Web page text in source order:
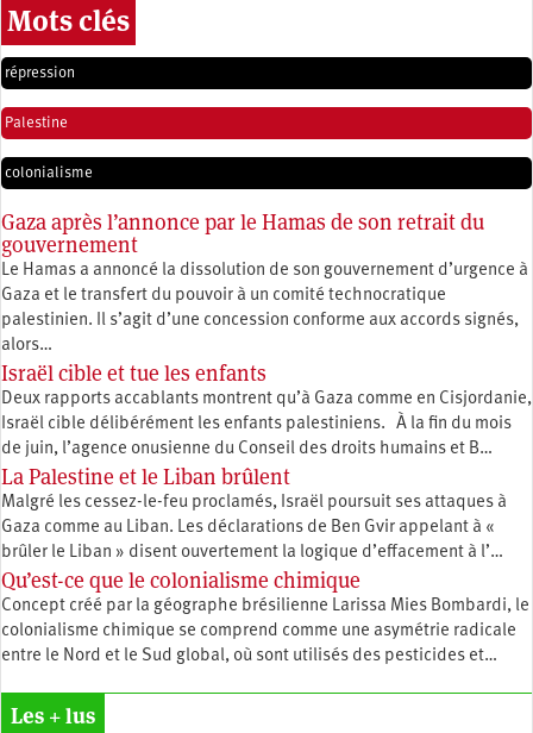
Mots clés
répression
Palestine
colonialisme
Gaza après l’annonce par le Hamas de son retrait du
gouvernement
Le Hamas a annoncé la dissolution de son gouvernement d’urgence à
Gaza et le transfert du pouvoir à un comité technocratique
palestinien. Il s’agit d’une concession conforme aux accords signés,
alors…
Israël cible et tue les enfants
Deux rapports accablants montrent qu’à Gaza comme en Cisjordanie,
Israël cible délibérément les enfants palestiniens. À la fin du mois
de juin, l’agence onusienne du Conseil des droits humains et B…
La Palestine et le Liban brûlent
Malgré les cessez-le-feu proclamés, Israël poursuit ses attaques à
Gaza comme au Liban. Les déclarations de Ben Gvir appelant à «
brûler le Liban » disent ouvertement la logique d’effacement à l’…
Qu’est-ce que le colonialisme chimique
Concept créé par la géographe brésilienne Larissa Mies Bombardi, le
colonialisme chimique se comprend comme une asymétrie radicale
entre le Nord et le Sud global, où sont utilisés des pesticides et…
Les + lus